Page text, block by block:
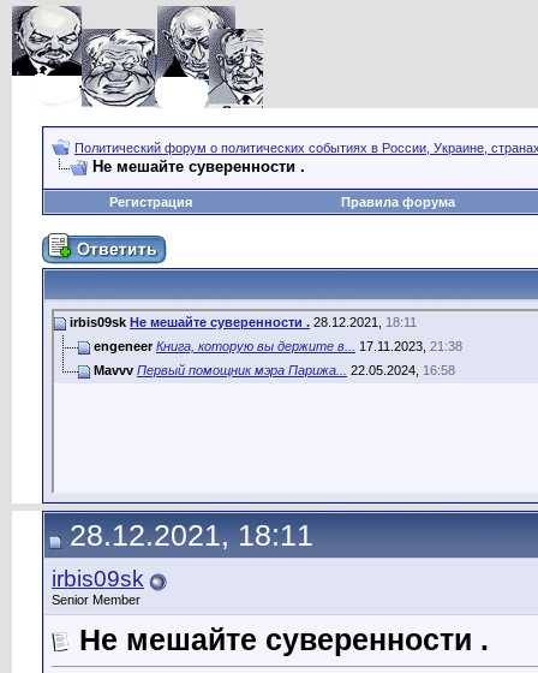
Политический форум о политических событиях в России, Украине,
Не мешайте суверенности .
Регистрация Правила форума
irbis09sk Не мешайте суверенности . 28.12.2021, 18:11
engeneer Книга, которую вы держите в... 17.11.2023, 21:38
Mavvv Первый помощник мэра Парижа... 22.05.2024, 16:58
28.12.2021, 18:11
irbis09sk
Senior Member
Не мешайте суверенности .